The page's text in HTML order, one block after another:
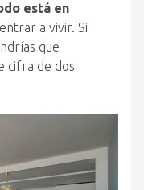
está en
a vivir. Si
que
cifra de dos